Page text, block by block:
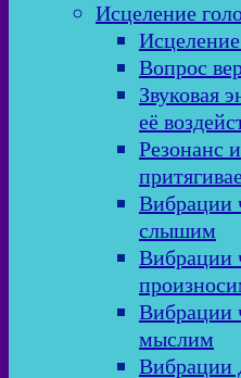
Исцеление
Вопрос
Звуковая
её
Резонанс
Вибрации
слышим
Вибрации
Вибрации
мыслим